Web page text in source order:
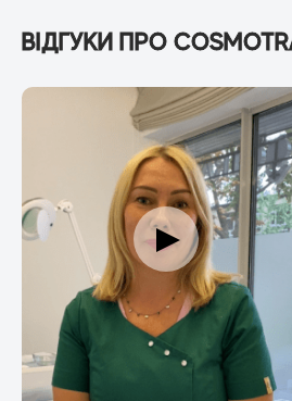
ВІДГУКИ ПРО